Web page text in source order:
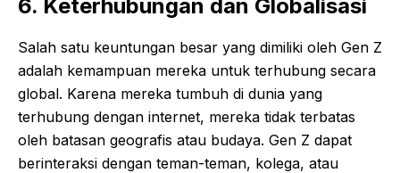
6. Keterhubungan dan Globalisasi
Salah satu keuntungan besar yang dimiliki oleh Gen Z
adalah kemampuan mereka untuk terhubung secara
global. Karena mereka tumbuh di dunia yang
terhubung dengan internet, mereka tidak terbatas
oleh batasan geografis atau budaya. Gen Z dapat
berinteraksi dengan teman-teman, kolega, atau